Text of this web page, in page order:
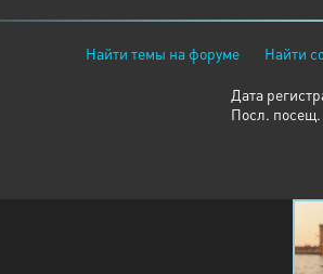
Найти темы на форуме Найти
Дата
Посл.